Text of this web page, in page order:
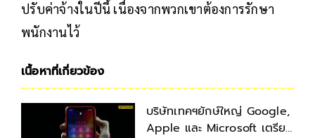
ปรับค่าจ้างในปีนี้ เนื่องจากพวกเขาต้องการรักษา
พนักงานไว้
เนื้อหาที่เกี่ยวข้อง
บริษัทเทคฯยักษ์ใหญ่ Google,
Apple และ Microsoft เตรียม